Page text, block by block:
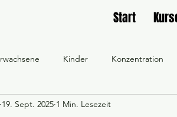
Start
Kinder Konzentration
Aikido Lichtschwert
19. Sept. 2025 1 Min. Lesezeit